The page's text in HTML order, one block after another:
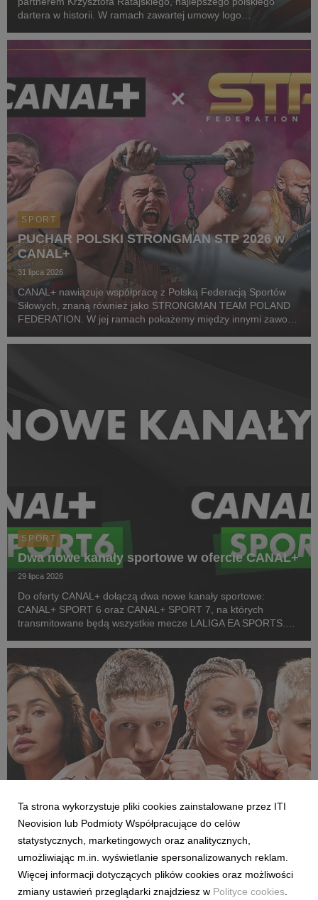
dartera w historii. W ramach zawartej umowy logo
startowych naszego zawodnika podczas
SPORT
PUCHAR POLSKI STRONGMAN STP 2026 w
CANAL+
31 lipca 2026
CANAL+ nawiązuje współpracę z Polską Federacją Sportów
Siłowych, znaną również jako STRONGMAN TEAM POLAND
FEDERATION. W jej ramach pokażemy między innymi zawody
Pierwszym wydarzeniem prezentowanym w CANAL+ SPORT 5
SPORT
Dwa nowe kanały sportowe w ofercie CANAL+
29 lipca 2026
Do oferty CANAL+ dołączą dwa nowe kanały sportowe:
CANAL+ SPORT 6 oraz CANAL+ SPORT 7, na których
transmitowane będą wszystkie mecze LALIGA EA SPORTS.
pierwszej kolejki sezonu 2026/27 ligi hiszpańskiej, po formaln...
SPORT
Pełne walki półfinałowe „Projekt Fighter” już
w serwisie streamingowym CANAL+
29 lipca 2026
Ta strona wykorzystuje pliki cookies zainstalowane przez ITI
Neovision lub Podmioty Współpracujące do celów
statystycznych, marketingowych oraz analitycznych,
umożliwiając m.in. wyświetlanie spersonalizowanych reklam.
Więcej informacji dotyczących plików cookies oraz możliwości
zmiany ustawień przeglądarki znajdziesz w Polityce cookies